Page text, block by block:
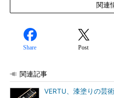
関連
Share Post
関連記事
VERTU、漆塗りの芸